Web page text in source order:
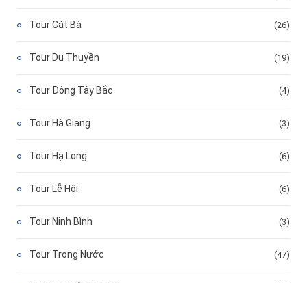
Tour Cát Bà (26)
Tour Du Thuyền (19)
Tour Đông Tây Bắc (4)
Tour Hà Giang (3)
Tour Hạ Long (6)
Tour Lễ Hội (6)
Tour Ninh Bình (3)
Tour Trong Nước (47)